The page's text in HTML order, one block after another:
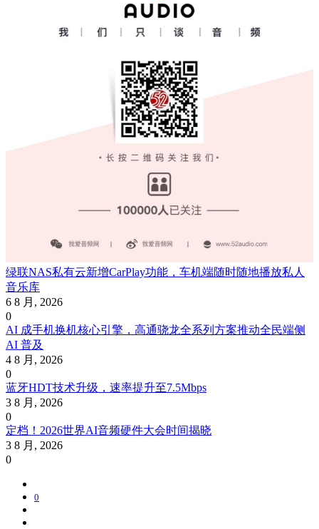
绿联NAS私有云新增CarPlay功能，车机端随时随地播放私人
音乐库
6 8 月, 2026
0
AI 成手机换机核心引擎，高通骁龙全系列方案推动全民端侧
AI 普及
4 8 月, 2026
0
蓝牙HDT技术升级，速率提升至7.5Mbps
3 8 月, 2026
0
定档！2026世界AI音频硬件大会时间揭晓
3 8 月, 2026
0
0